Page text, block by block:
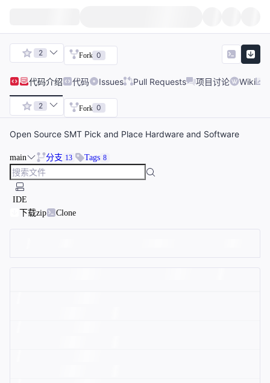
2 Fork 0
代码介绍 代码 Issues Pull Requests 项目讨论 Wiki
2 Fork 0
Open Source SMT Pick and Place Hardware and Software
main 分支 13 Tags 8
IDE
下载zip
Clone